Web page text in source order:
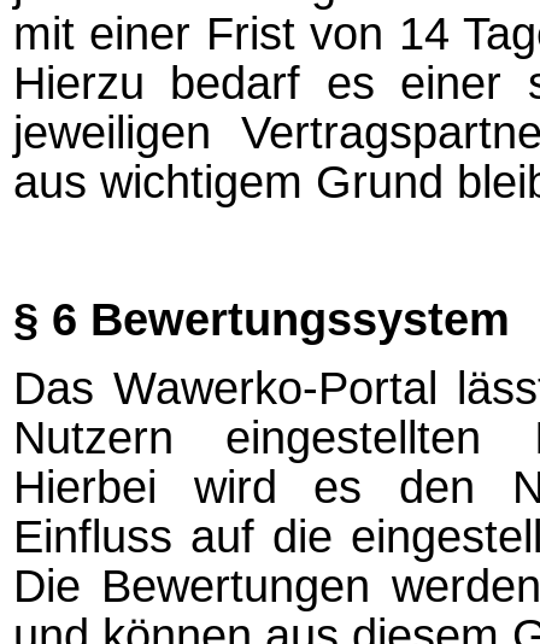
mit einer Frist von 14
Hierzu bedarf es einer
jeweiligen
aus wichtigem Grund
§ 6 Bewertungssystem
Das Wawerko-Portal
Nutzern eingestellten
Hierbei wird es den
Einfluss auf die
Die Bewertungen